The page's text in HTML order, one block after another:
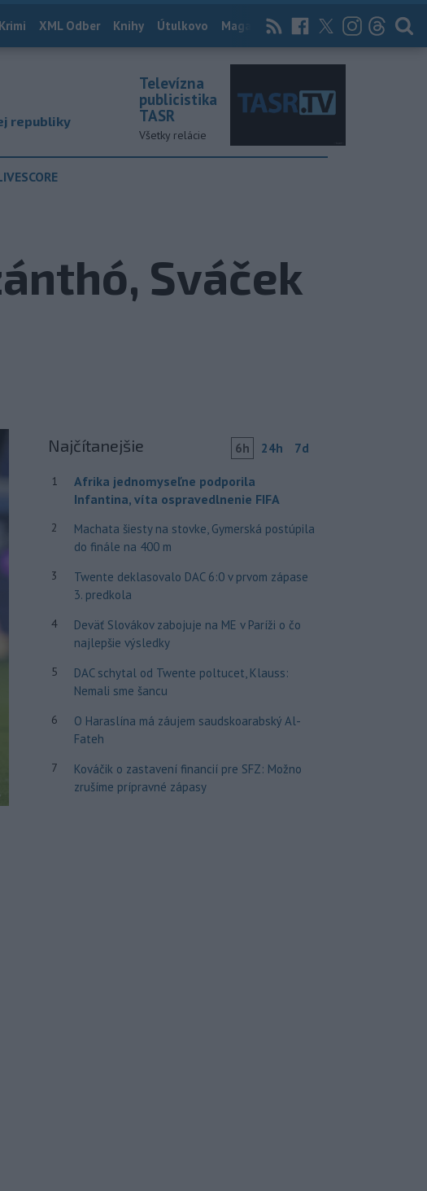
Krimi XML Odber Knihy Útulkovo Magazín News Now Archív
republiky
Televízna
publicistika
TASR
Všetky relácie
Sváček
Najčítanejšie 6h 24h 7d
1
Afrika jednomyseľne podporila
Infantina, víta ospravedlnenie FIFA
2
Machata šiesty na stovke, Gymerská postúpila
do finále na 400 m
3
Twente deklasovalo DAC 6:0 v prvom zápase
3. predkola
4
Deväť Slovákov zabojuje na ME v Paríži o čo
najlepšie výsledky
5
DAC schytal od Twente poltucet, Klauss:
Nemali sme šancu
6
O Haraslína má záujem saudskoarabský Al-
Fateh
7
Kováčik o zastavení financií pre SFZ: Možno
zrušíme prípravné zápasy